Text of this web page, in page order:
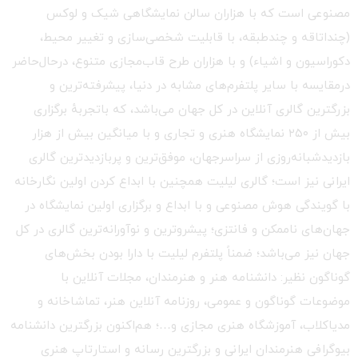
مصنوعی است که با هزاران سالن نمایشگاهی شیک و لوکس
(چنداتاقه و چندطبقه، با قابلیت شخصی‌سازی و تغییر محیط،
دکوراسیون و اشیاء) و با هزاران طرح قاب‌مجازی متنوع، درحال‌حاضر
درمقایسه با سایر پلتفرم‌های مشابه در دنیا، پیشرفته‌ترین و
بزرگترین گالری آنلاین در کل جهان می‌باشد، که باتجربهٔ برگزاری
بیش از ۲۵۰ نمایشگاه هنری و تجاری و با میانگین بیش از هزار
بازدیدشبانه‌روزی از سراسرجهان، موفق‌ترین و پربازدیدترین گالری
ایرانی نیز است؛ گالری لیلیت همچنین با ابداع کردن اولین نگارخانه
با گویندگی هوش مصنوعی و با ابداع و برگزاری اولین نمایشگاه در
جهان‌های ناممکن و فانتزی؛ پیشروترین و نوآورانه‌ترین گالری در کل
جهان نیز می‌باشد؛ ضمناً پلتفرم لیلیت با دارا بودن بخش‌های
گوناگون نظیر: دانشنامه هنر و هنرمندان، مجلات آنلاین با
موضوعات گوناگون و عمومی، روزنامه آنلاین هنر، تماشاخانه و
مدیاکلاب، آموزشگاه هنری مجازی و…؛ هم‌اکنون بزرگترین دانشنامه
بیوگرافی هنرمندان ایرانی و بزرگترین رسانه و استارتاپ هنری